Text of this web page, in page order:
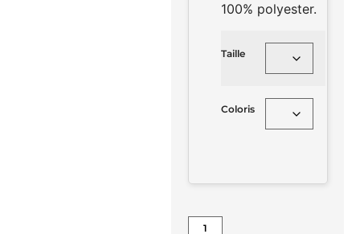
100% polyester.
Taille
Coloris